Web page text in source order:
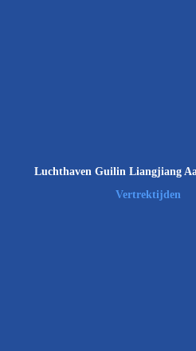
Luchthaven Guilin Liangjiang
Vertrektijden